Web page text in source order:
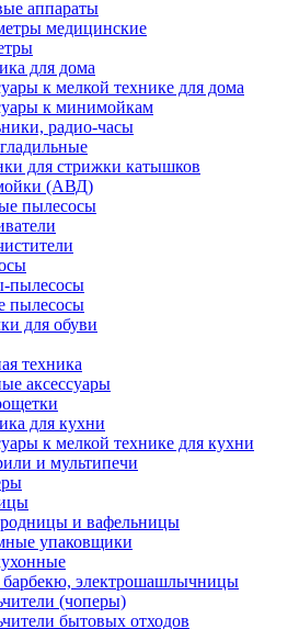
аппараты
медицинские
для дома
к мелкой технике для дома
к минимойкам
радио-часы
для стрижки катышков
(АВД)
пылесосы
пылесосы
пылесосы
для обуви
техника
аксессуары
для кухни
к мелкой технике для кухни
и мультипечи
и вафельницы
упаковщики
барбекю, электрошашлычницы
(чоперы)
бытовых отходов